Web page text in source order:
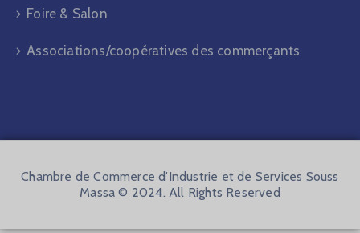
Foire & Salon
Associations/coopératives des commerçants
Chambre de Commerce d'Industrie et de Services Souss
Massa © 2024. All Rights Reserved